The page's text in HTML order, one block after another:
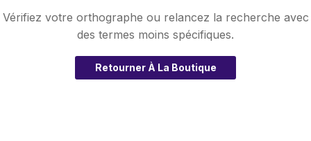
Vérifiez votre orthographe ou relancez la recherche avec
des termes moins spécifiques.
Retourner À La Boutique